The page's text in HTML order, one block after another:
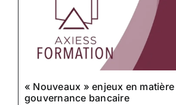
« Nouveaux » enjeux en
gouvernance bancaire